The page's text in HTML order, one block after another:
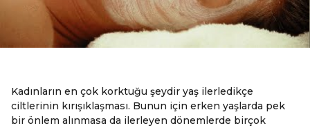
Kadınların en çok korktuğu şeydir yaş ilerledikçe
ciltlerinin kırışıklaşması. Bunun için erken yaşlarda pek
bir önlem alınmasa da ilerleyen dönemlerde birçok